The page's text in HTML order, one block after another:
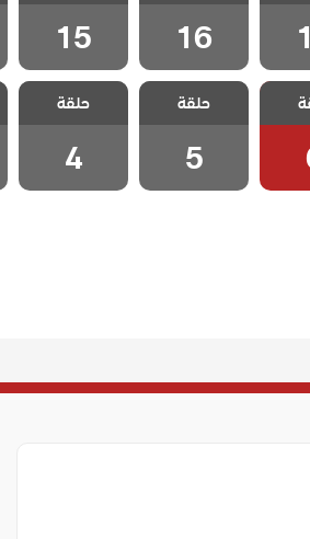
الحلقة 16
16
الحلقة 15
15
6
مسلسل احلام
زينب مدبلج
الحلقة 5
حلقة
5
مسلسل احلام
زينب مدبلج
الحلقة 4
حلقة
4